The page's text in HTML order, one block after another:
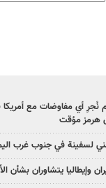
نُجرِ أي مفاوضات مع أمريكا
هرمز مؤقت
لسفينة في جنوب غرب
وإيطاليا يتشاوران بشأن